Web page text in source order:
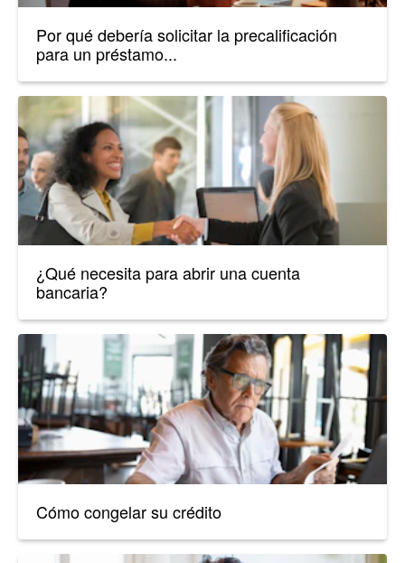
Por qué debería solicitar la precalificación
para un préstamo...
¿Qué necesita para abrir una cuenta
bancaria?
Cómo congelar su crédito